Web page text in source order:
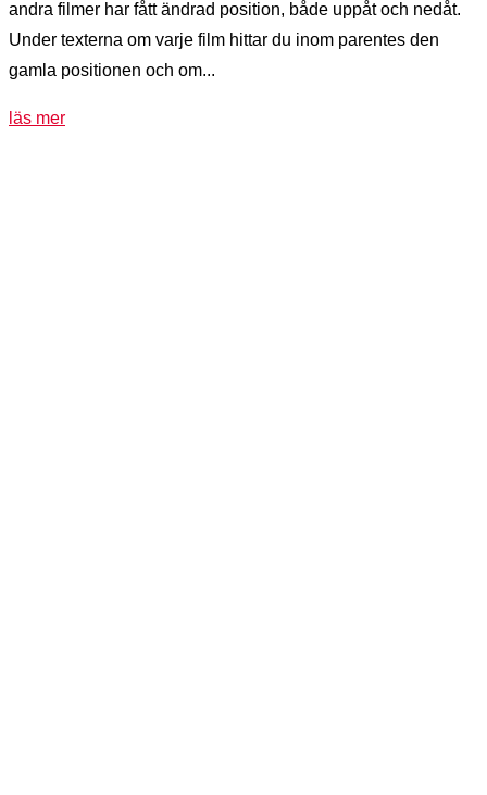
andra filmer har fått ändrad position, både uppåt och nedåt.
Under texterna om varje film hittar du inom parentes den
gamla positionen och om...
läs mer